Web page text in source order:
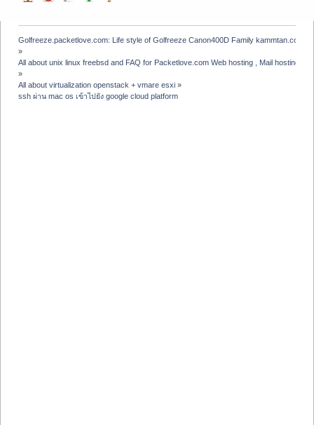
Golfreeze.packetlove.com: Life style of Golfreeze Canon400D Family kammtan.com
»
All about unix linux freebsd and FAQ for Packetlove.com Web hosting , Mail hosting ,
»
All about virtualization openstack + vmare esxi »
ssh ผ่าน mac os เข้าไปยัง google cloud platform